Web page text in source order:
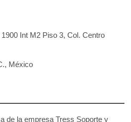
Int M2 Piso 3, Col. Centro
México
de la empresa Tress Soporte y